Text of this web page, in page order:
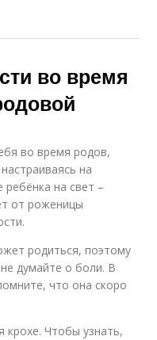
во время
во время родов,
на
на свет –
от роженицы
родиться, поэтому
думайте о боли. В
что она скоро
крохе. Чтобы узнать,